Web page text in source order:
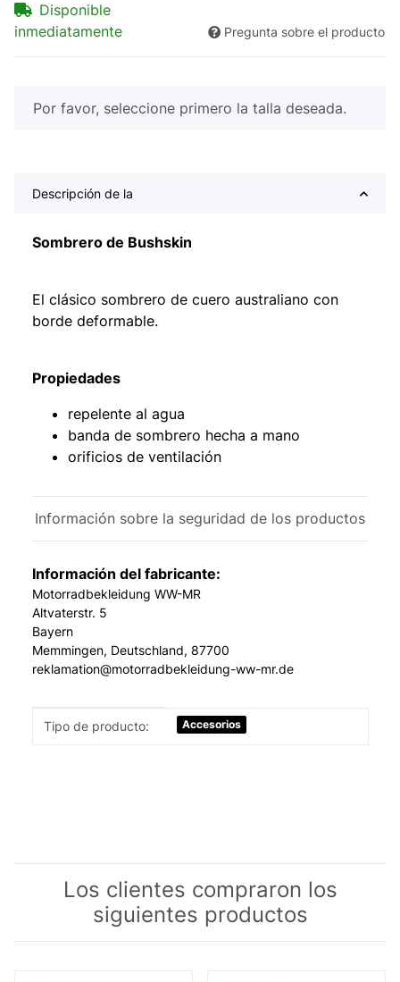
Disponible
inmediatamente
Pregunta sobre el producto
x
Por favor, seleccione primero la talla deseada.
Descripción de la
Sombrero de Bushskin
El clásico sombrero de cuero australiano con
borde deformable.
Propiedades
repelente al agua
banda de sombrero hecha a mano
orificios de ventilación
Información sobre la seguridad de los productos
Información del fabricante:
Motorradbekleidung WW-MR
Altvaterstr. 5
Bayern
Memmingen, Deutschland, 87700
reklamation@motorradbekleidung-ww-mr.de
#productDetails.itemInformation#
#productDetails.itemValue#
Tipo de producto: Accesorios
Los clientes compraron los
siguientes productos